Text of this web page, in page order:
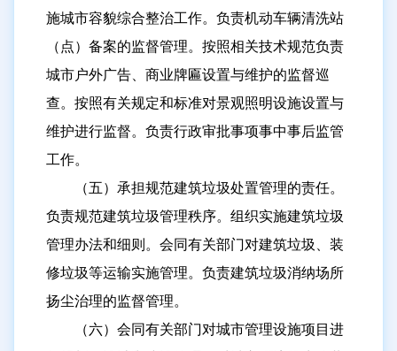
历下区趵突泉街道办事处
历下区解放路街道办事处
历下区文化东路街道办事处
历下区燕山街道办事处
历下区甸柳新村街道办事处
历下区姚家街道办事处
历下区智远街道办事处
施城市容貌综合整治工作。负责机动车辆清洗站
（点）备案的监督管理。按照相关技术规范负责
城市户外广告、商业牌匾设置与维护的监督巡
查。按照有关规定和标准对景观照明设施设置与
维护进行监督。负责行政审批事项事中事后监管
工作。
（五）承担规范建筑垃圾处置管理的责任。
负责规范建筑垃圾管理秩序。组织实施建筑垃圾
管理办法和细则。会同有关部门对建筑垃圾、装
修垃圾等运输实施管理。负责建筑垃圾消纳场所
扬尘治理的监督管理。
（六）会同有关部门对城市管理设施项目进